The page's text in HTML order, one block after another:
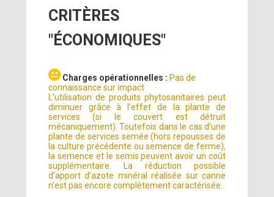
CRITÈRES
"ÉCONOMIQUES"
Charges opérationnelles : Pas de
connaissance sur impact
L’utilisation de produits phytosanitaires peut
diminuer grâce à l’effet de la plante de
services (si le couvert est détruit
mécaniquement). Toutefois dans le cas d’une
plante de services semée (hors repousses de
la culture précédente ou semence de ferme),
la semence et le semis peuvent avoir un coût
supplémentaire. La réduction possible
d’apport d’azote minéral réalisée sur canne
n’est pas encore complètement caractérisée.